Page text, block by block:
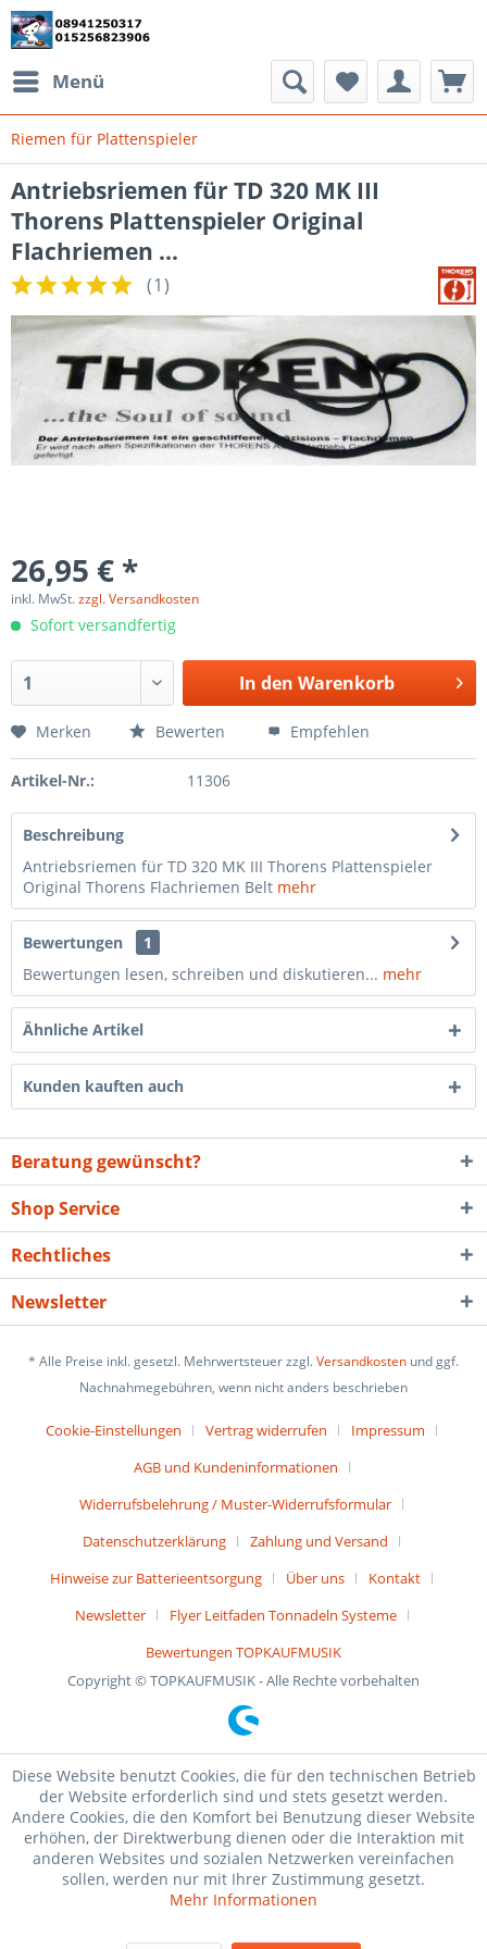
Menü
Riemen für Plattenspieler
Antriebsriemen für TD 320 MK III
Thorens Plattenspieler Original
Flachriemen ...
(1)
26,95 € *
inkl. MwSt.zzgl. Versandkosten
Sofort versandfertig
In den Warenkorb
Merken Bewerten Empfehlen
Artikel-Nr.: 11306
Beschreibung
Antriebsriemen für TD 320 MK III Thorens Plattenspieler
Original Thorens Flachriemen Belt mehr
Bewertungen
1
Bewertungen lesen, schreiben und diskutieren... mehr
Ähnliche Artikel
Kunden kauften auch
Beratung gewünscht?
Shop Service
Rechtliches
Newsletter
* Alle Preise inkl. gesetzl. Mehrwertsteuer zzgl.Versandkosten und ggf.
Nachnahmegebühren, wenn nicht anders beschrieben
Cookie-Einstellungen Vertrag widerrufen
Impressum
AGB und Kundeninformationen
Widerrufsbelehrung / Muster-Widerrufsformular
Datenschutzerklärung
Zahlung und Versand
Hinweise zur Batterieentsorgung
Über uns
Kontakt
Newsletter
Flyer Leitfaden Tonnadeln Systeme
Bewertungen TOPKAUFMUSIK
Copyright © TOPKAUFMUSIK - Alle Rechte vorbehalten
Diese Website benutzt Cookies, die für den technischen Betrieb
der Website erforderlich sind und stets gesetzt werden.
Andere Cookies, die den Komfort bei Benutzung dieser Website
erhöhen, der Direktwerbung dienen oder die Interaktion mit
anderen Websites und sozialen Netzwerken vereinfachen
sollen, werden nur mit Ihrer Zustimmung gesetzt.
Mehr Informationen